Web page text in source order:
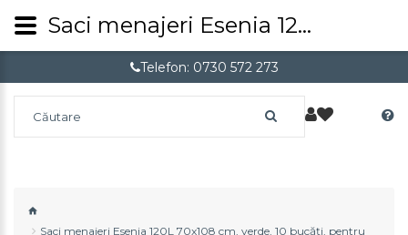
Telefon: 0730 572 273
Saci menajeri Esenia 120L 70x108 cm, verde, 10 bucăți, pentru
Saci menajeri Esenia 120L 70x108 cm, verde, 10 bucăți, pentru colectarea selectivă a deșeurilor